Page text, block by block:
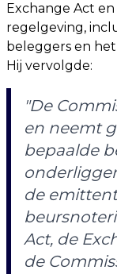
Exchange Act
regelgeving,
beleggers en
Hij vervolgde:
"De
en neemt
bepaalde
de
Act, de
de